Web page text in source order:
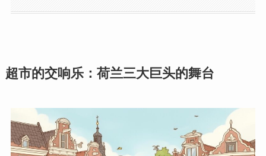
超市的交响乐：荷兰三大巨头的舞台